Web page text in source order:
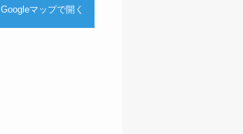
Googleマップで開く